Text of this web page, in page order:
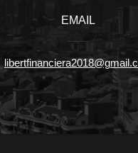
EMAIL